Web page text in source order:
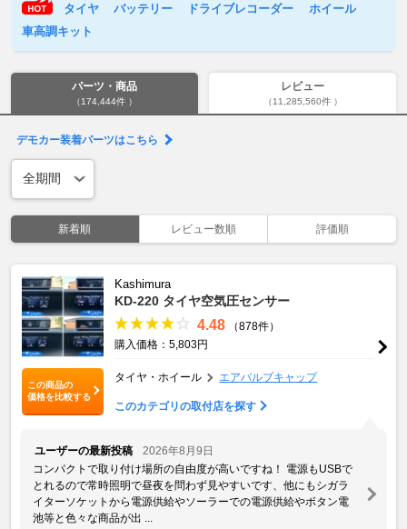
タイヤ バッテリー ドライブレコーダー
ホイール
車高調キット
パーツ・商品
（174,444件 ）
レビュー
（11,285,560件 ）
デモカー装着パーツはこちら
新着順 レビュー数順 評価順
この商品の
価格を比較する
Kashimura
KD-220 タイヤ空気圧センサー
4.48
（878件）
購入価格：5,803円
タイヤ・ホイール エアバルブキャップ
このカテゴリの取付店を探す
ユーザーの最新投稿
2026年8月9日
コンパクトで取り付け場所の自由度が高いですね！ 電源もUSBで
とれるので常時照明で昼夜を問わず見やすいです、他にもシガラ
イターソケットから電源供給やソーラーでの電源供給やボタン電
池等と色々な商品が出 ...